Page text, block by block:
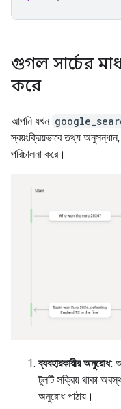
গুগল সার্চের
করে
আপনি যখন
স্বয়ংক্রিয়ভাবে তথ্য অনুসন্ধান,
পরিচালনা করে।
ব্যবহারকারীর অনুরোধ:
টুলটি সক্রিয় থাকা
অনুরোধ পাঠায়।